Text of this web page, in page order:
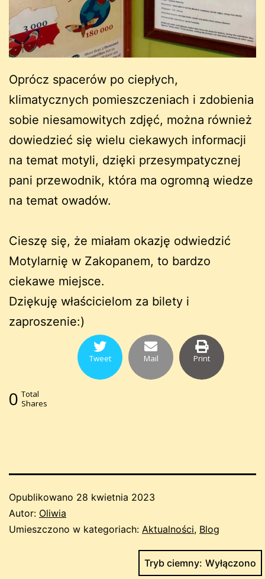
Oprócz spacerów po ciepłych,
klimatycznych pomieszczeniach i zdobienia
sobie niesamowitych zdjęć, można również
dowiedzieć się wielu ciekawych informacji
na temat motyli, dzięki przesympatycznej
pani przewodnik, która ma ogromną wiedze
na temat owadów.
Cieszę się, że miałam okazję odwiedzić
Motylarnię w Zakopanem, to bardzo
ciekawe miejsce.
Dziękuję właścicielom za bilety i
zaproszenie:)
Tweet Mail Print
0 Total
Shares
Opublikowano 28 kwietnia 2023
Autor: Oliwia
Umieszczono w kategoriach: Aktualności, Blog
Tryb ciemny: